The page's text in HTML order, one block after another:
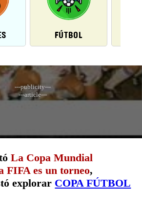
FÚTBOL
---publicity---
---article---
La Copa Mundial
FIFA es un torneo,
explorar COPA FÚTBOL